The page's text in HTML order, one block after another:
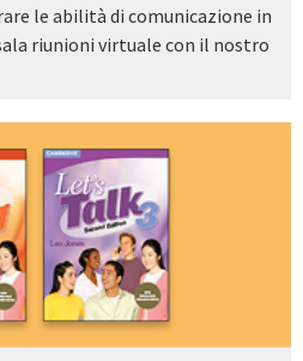
le abilità di comunicazione in
riunioni virtuale con il nostro